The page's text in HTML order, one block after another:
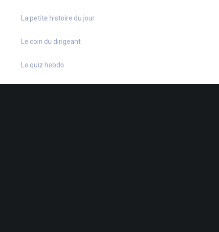
La petite histoire du jour
Le coin du dirigeant
Le quiz hebdo